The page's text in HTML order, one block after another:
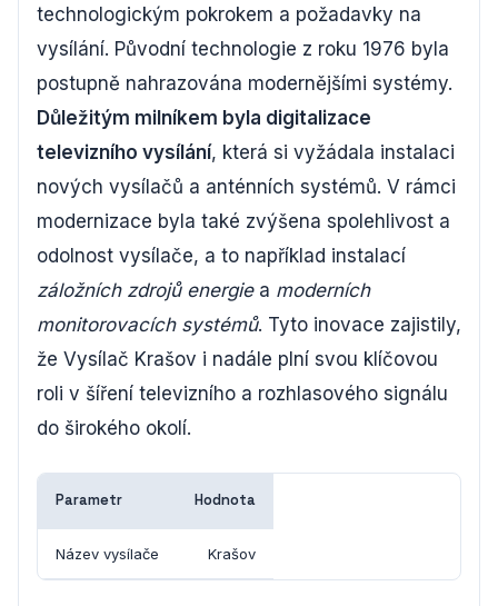
technologickým pokrokem a požadavky na
vysílání. Původní technologie z roku 1976 byla
postupně nahrazována modernějšími systémy.
Důležitým milníkem byla digitalizace
televizního vysílání, která si vyžádala instalaci
nových vysílačů a anténních systémů. V rámci
modernizace byla také zvýšena spolehlivost a
odolnost vysílače, a to například instalací
záložních zdrojů energiea moderních
monitorovacích systémů. Tyto inovace zajistily,
že Vysílač Krašov i nadále plní svou klíčovou
roli v šíření televizního a rozhlasového signálu
do širokého okolí.
Parametr Hodnota
Název vysílače Krašov